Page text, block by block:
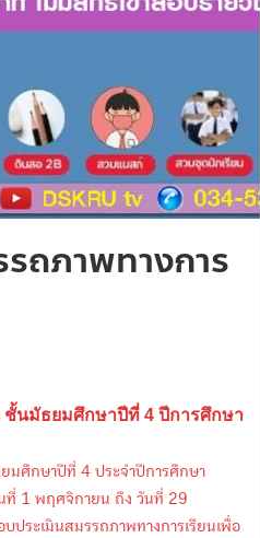
ถภาพทางการ
ชั้นมัธยมศึกษาปีที่ 4 ปีการศึกษา
มศึกษาปีที่ 4 ประจำปีการศึกษา
ที่ 1 พฤศจิกายน ถึง วันที่ 29
ระเมินสมรรถภาพทางการเรียนเพื่อ